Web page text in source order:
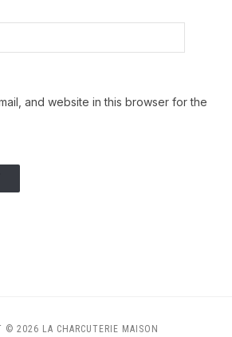
and website in this browser for the
© 2026 LA CHARCUTERIE MAISON